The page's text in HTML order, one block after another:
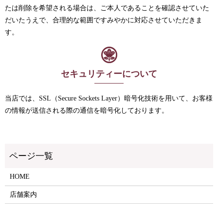
たは削除を希望される場合は、ご本人であることを確認させていた
だいたうえで、合理的な範囲ですみやかに対応させていただきま
す。
セキュリティーについて
当店では、SSL（Secure Sockets Layer）暗号化技術を用いて、お客様
の情報が送信される際の通信を暗号化しております。
HOME
店舗案内